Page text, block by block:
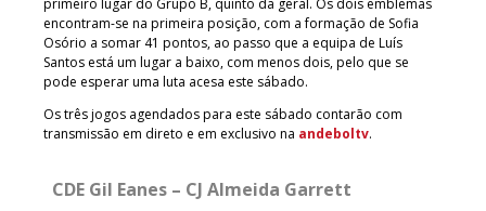
primeiro lugar do Grupo B, quinto da geral. Os dois emblemas
encontram-se na primeira posição, com a formação de Sofia
Osório a somar 41 pontos, ao passo que a equipa de Luís
Santos está um lugar a baixo, com menos dois, pelo que se
pode esperar uma luta acesa este sábado.
Os três jogos agendados para este sábado contarão com
transmissão em direto e em exclusivo na andeboltv.
CDE Gil Eanes – CJ Almeida Garrett